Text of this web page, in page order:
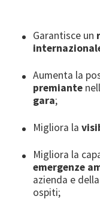
Garantisce un
Aumenta la
premiante
gara;
Migliora la
Migliora la
emergenze
azienda e
ospiti;